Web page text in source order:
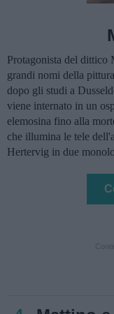
Protagonista del dittico
grandi nomi della
dopo gli studi a
viene internato in un
elemosina fino alla
che illumina le tele
Hertervig in due